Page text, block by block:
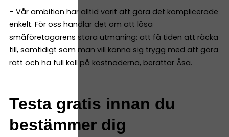
– Vår ambition har alltid varit att göra det komplicerade
enkelt. För oss handlar det om att lösa
småföretagarens stora utmaning: att få tiden att räcka
till, samtidigt som man vill känna sig trygg med att göra
rätt och ha full koll på kostnaderna, berättar Åsa.
Testa gratis innan du
bestämmer dig